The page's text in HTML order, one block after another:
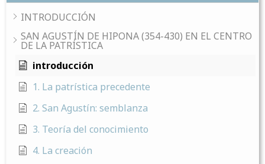
INTRODUCCIÓN
SAN AGUSTÍN DE HIPONA (354-430) EN EL CENTRO
DE LA PATRÍSTICA
introducción
1. La patrística precedente
2. San Agustín: semblanza
3. Teoría del conocimiento
4. La creación